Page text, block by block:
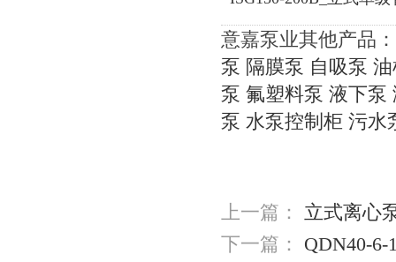
意嘉泵业其他产品：
泵 隔膜泵 自吸泵
泵 氟塑料泵 液下泵
泵 水泵控制柜 污水
上一篇： 立式离心
下一篇： QDN40-